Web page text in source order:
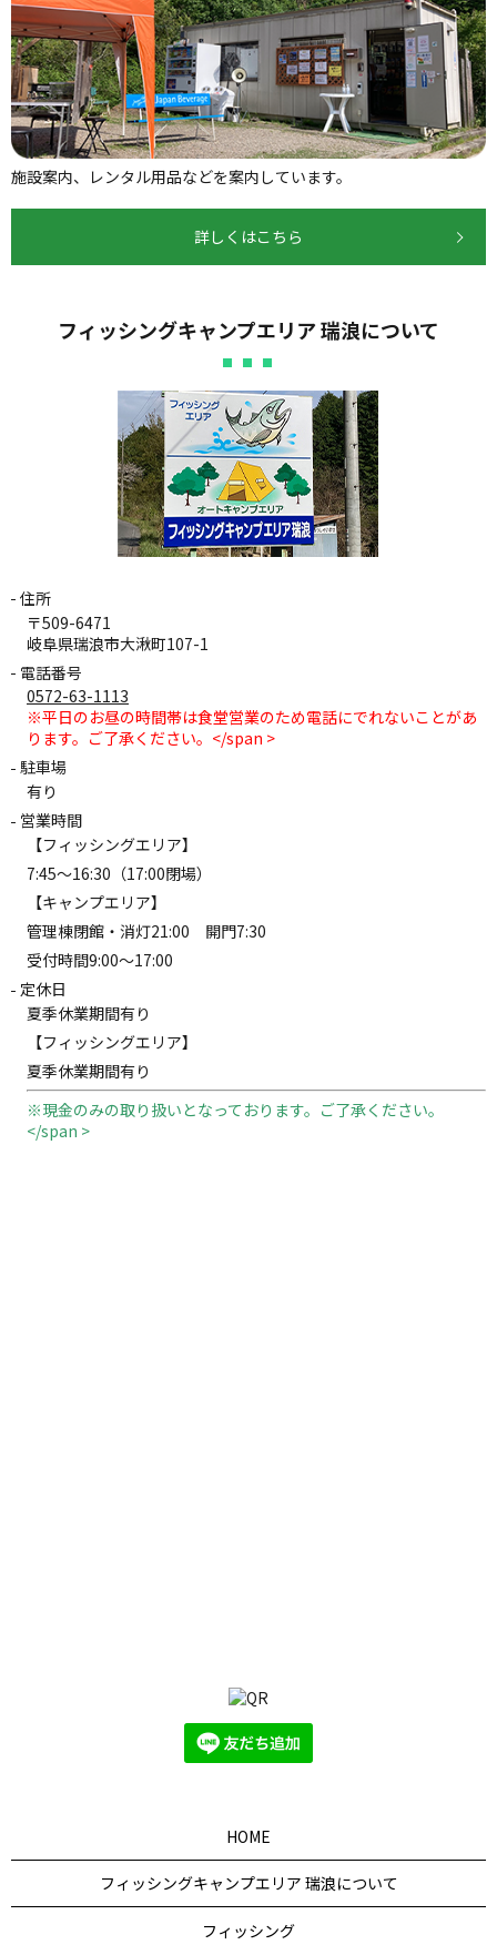
施設案内、レンタル用品などを案内しています。
詳しくはこちら
フィッシングキャンプエリア 瑞浪について
住所
〒509-6471
岐阜県瑞浪市大湫町107-1
電話番号
0572-63-1113
※平日のお昼の時間帯は食堂営業のため電話にでれないことがあ
ります。ご了承ください。</span >
駐車場
有り
営業時間
【フィッシングエリア】
7:45～16:30（17:00閉場）
【キャンプエリア】
管理棟閉館・消灯21:00 開門7:30
受付時間9:00～17:00
定休日
夏季休業期間有り
【フィッシングエリア】
夏季休業期間有り
※現金のみの取り扱いとなっております。ご了承ください。
</span >
HOME
フィッシングキャンプエリア 瑞浪について
フィッシング